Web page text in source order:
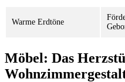
Warme Erdtöne
Möbel: Das